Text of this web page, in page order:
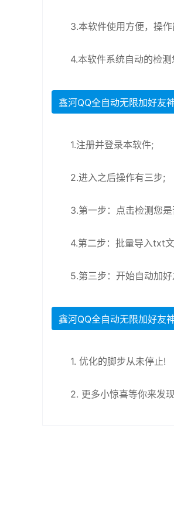
3.本软件使用方便，操
4.本软件系统自动的检
鑫河QQ全自动无限加好友
1.注册并登录本软件;
2.进入之后操作有三步;
3.第一步：点击检测您
4.第二步：批量导入txt
5.第三步：开始自动加好
鑫河QQ全自动无限加好友
1. 优化的脚步从未停止!
2. 更多小惊喜等你来发